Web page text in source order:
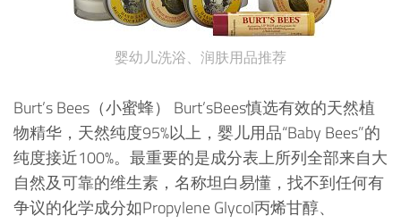
婴幼儿洗浴、润肤用品推荐
Burt’s Bees（小蜜蜂） Burt’sBees慎选有效的天然植
物精华，天然纯度95%以上，婴儿用品“Baby Bees”的
纯度接近100%。最重要的是成分表上所列全部来自大
自然及可靠的维生素，名称坦白易懂，找不到任何有
争议的化学成分如Propylene Glycol丙烯甘醇、